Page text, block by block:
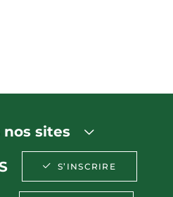
nos sites
S’INSCRIRE